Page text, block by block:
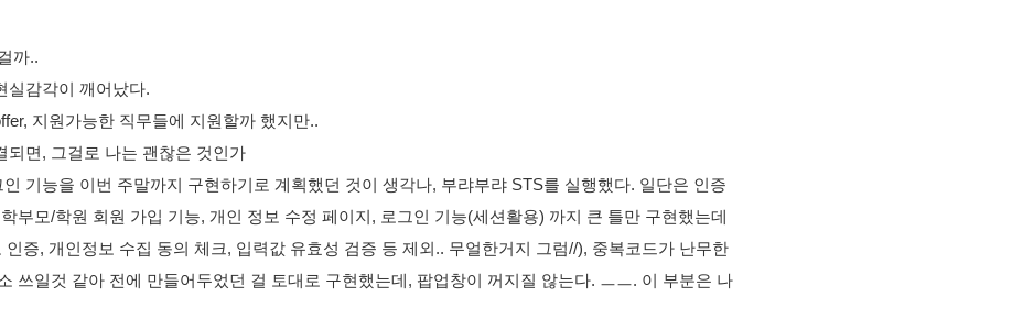
까..
실감각이 깨어났다.
지원가능한 직무들에 지원할까 했지만..
되면, 그걸로 나는 괜찮은 것인가
기능을 이번 주말까지 구현하기로 계획했던 것이 생각나, 부랴부랴 STS를 실행했다. 일단은 인증
부모/학원 회원 가입 기능, 개인 정보 수정 페이지, 로그인 기능(세션활용) 까지 큰 틀만 구현했는데
인증, 개인정보 수집 동의 체크, 입력값 유효성 검증 등 제외.. 무얼한거지 그럼//), 중복코드가 난무한
쓰일것 같아 전에 만들어두었던 걸 토대로 구현했는데, 팝업창이 꺼지질 않는다. ㅡㅡ. 이 부분은 나